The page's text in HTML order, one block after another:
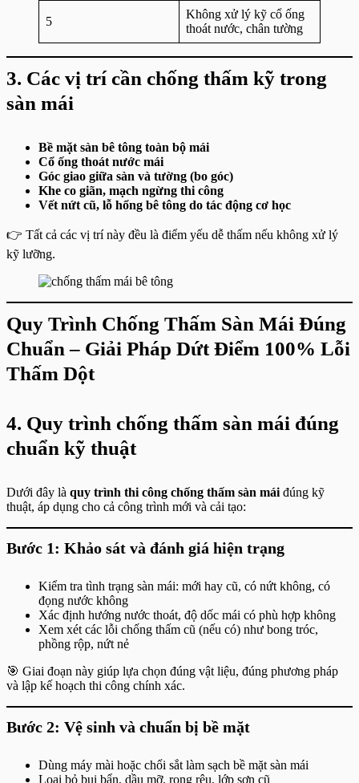
5
Không xử lý kỹ cổ ống
thoát nước, chân tường
3. Các vị trí cần chống thấm kỹ trong
sàn mái
Bề mặt sàn bê tông toàn bộ mái
Cổ ống thoát nước mái
Góc giao giữa sàn và tường (bo góc)
Khe co giãn, mạch ngừng thi công
Vết nứt cũ, lỗ hổng bê tông do tác động cơ học
👉 Tất cả các vị trí này đều là điểm yếu dễ thấm nếu không xử lý
kỹ lưỡng.
Quy Trình Chống Thấm Sàn Mái Đúng
Chuẩn – Giải Pháp Dứt Điểm 100% Lỗi
Thấm Dột
4. Quy trình chống thấm sàn mái đúng
chuẩn kỹ thuật
Dưới đây là quy trình thi công chống thấm sàn mái đúng kỹ
thuật, áp dụng cho cả công trình mới và cải tạo:
Bước 1: Khảo sát và đánh giá hiện trạng
Kiểm tra tình trạng sàn mái: mới hay cũ, có nứt không, có
đọng nước không
Xác định hướng nước thoát, độ dốc mái có phù hợp không
Xem xét các lỗi chống thấm cũ (nếu có) như bong tróc,
phồng rộp, nứt nẻ
🎯 Giai đoạn này giúp lựa chọn đúng vật liệu, đúng phương pháp
và lập kế hoạch thi công chính xác.
Bước 2: Vệ sinh và chuẩn bị bề mặt
Dùng máy mài hoặc chổi sắt làm sạch bề mặt sàn mái
Loại bỏ bụi bẩn, dầu mỡ, rong rêu, lớp sơn cũ